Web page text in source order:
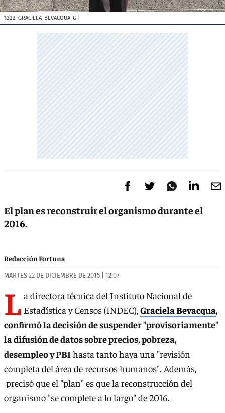
1222-GRACIELA-BEVACQUA-G
El plan es reconstruir el organismo durante el
2016.
Redacción Fortuna
MARTES 22 DE DICIEMBRE DE 2015 | 12:07
L a directora técnica del Instituto Nacional de
Estadística y Censos (INDEC),Graciela Bevacqua,
confirmó la decisión de suspender "provisoriamente"
la difusión de datos sobre precios, pobreza,
desempleo y PBIhasta tanto haya una "revisión
completa del área de recursos humanos". Además,
precisó que el "plan" es que la reconstrucción del
organismo "se complete a lo largo" de 2016.